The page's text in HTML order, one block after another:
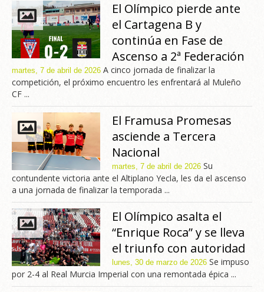
El Olímpico pierde ante
el Cartagena B y
continúa en Fase de
Ascenso a 2ª Federación
martes, 7 de abril de 2026 A cinco jornada de finalizar la
competición, el próximo encuentro les enfrentará al Muleño
CF ...
El Framusa Promesas
asciende a Tercera
Nacional
martes, 7 de abril de 2026 Su
contundente victoria ante el Altiplano Yecla, les da el ascenso
a una jornada de finalizar la temporada ...
El Olímpico asalta el
“Enrique Roca” y se lleva
el triunfo con autoridad
lunes, 30 de marzo de 2026 Se impuso
por 2-4 al Real Murcia Imperial con una remontada épica ...